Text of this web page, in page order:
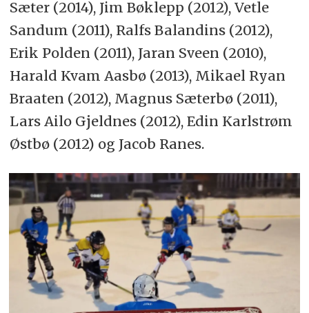
Sæter (2014), Jim Bøklepp (2012), Vetle
Sandum (2011), Ralfs Balandins (2012),
Erik Polden (2011), Jaran Sveen (2010),
Harald Kvam Aasbø (2013), Mikael Ryan
Braaten (2012), Magnus Sæterbø (2011),
Lars Ailo Gjeldnes (2012), Edin Karlstrøm
Østbø (2012) og Jacob Ranes.